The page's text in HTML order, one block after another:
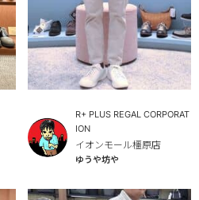
R+ PLUS REGAL CORPORAT
ION
イオンモール橿原店
ゆうや坊や